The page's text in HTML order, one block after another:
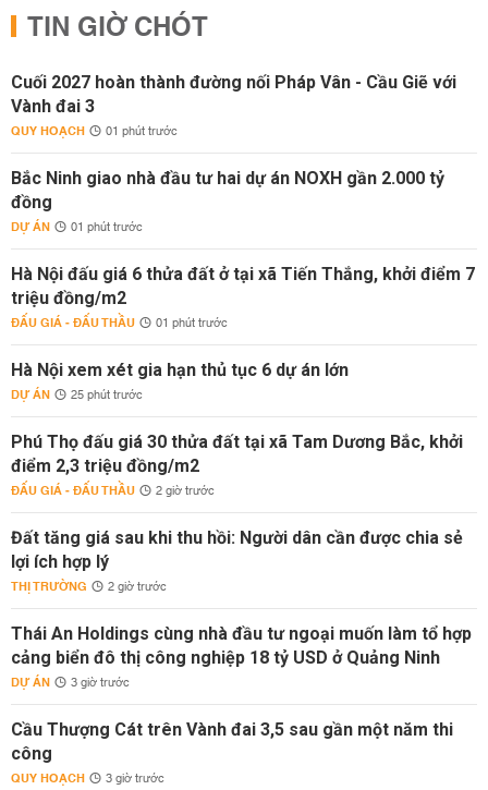
TIN GIỜ CHÓT
Cuối 2027 hoàn thành đường nối Pháp Vân - Cầu Giẽ với
Vành đai 3
QUY HOẠCH 01 phút trước
Bắc Ninh giao nhà đầu tư hai dự án NOXH gần 2.000 tỷ
đồng
DỰ ÁN 01 phút trước
Hà Nội đấu giá 6 thửa đất ở tại xã Tiến Thắng, khởi điểm 7
triệu đồng/m2
ĐẤU GIÁ - ĐẤU THẦU 01 phút trước
Hà Nội xem xét gia hạn thủ tục 6 dự án lớn
DỰ ÁN 25 phút trước
Phú Thọ đấu giá 30 thửa đất tại xã Tam Dương Bắc, khởi
điểm 2,3 triệu đồng/m2
ĐẤU GIÁ - ĐẤU THẦU 2 giờ trước
Đất tăng giá sau khi thu hồi: Người dân cần được chia sẻ
lợi ích hợp lý
THỊ TRƯỜNG 2 giờ trước
Thái An Holdings cùng nhà đầu tư ngoại muốn làm tổ hợp
cảng biển đô thị công nghiệp 18 tỷ USD ở Quảng Ninh
DỰ ÁN 3 giờ trước
Cầu Thượng Cát trên Vành đai 3,5 sau gần một năm thi
công
QUY HOẠCH 3 giờ trước